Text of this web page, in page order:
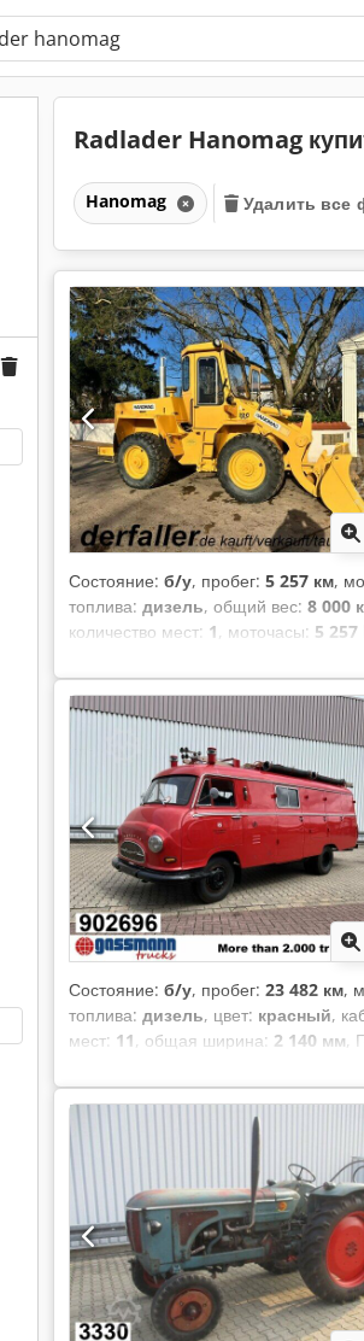
Radlader Hanomag
Hanomag Удалить все
Состояние: б/у, пробег: 5 257 км,
топлива: дизель, общий вес: 8 000
количество мест: 1, моточасы: 5 257
Состояние: б/у, пробег: 23 482 км,
топлива: дизель, цвет: красный,
мест: 11, общая ширина: 2 140 мм,